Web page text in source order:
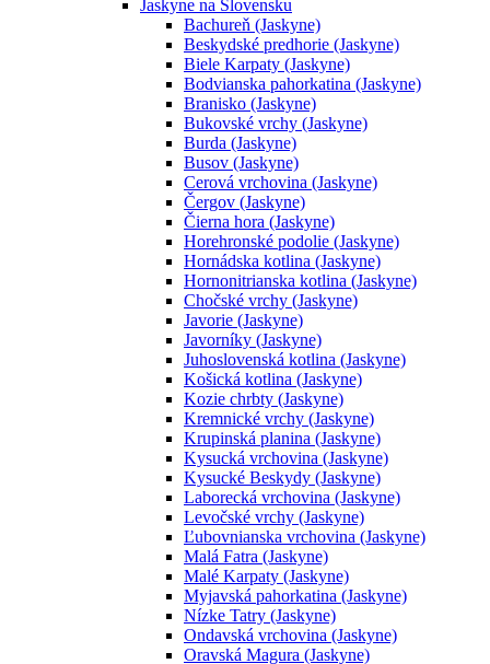
Jaskyne na Slovensku
Bachureň (Jaskyne)
Beskydské predhorie (Jaskyne)
Biele Karpaty (Jaskyne)
Bodvianska pahorkatina (Jaskyne)
Branisko (Jaskyne)
Bukovské vrchy (Jaskyne)
Burda (Jaskyne)
Busov (Jaskyne)
Cerová vrchovina (Jaskyne)
Čergov (Jaskyne)
Čierna hora (Jaskyne)
Horehronské podolie (Jaskyne)
Hornádska kotlina (Jaskyne)
Hornonitrianska kotlina (Jaskyne)
Chočské vrchy (Jaskyne)
Javorie (Jaskyne)
Javorníky (Jaskyne)
Juhoslovenská kotlina (Jaskyne)
Košická kotlina (Jaskyne)
Kozie chrbty (Jaskyne)
Kremnické vrchy (Jaskyne)
Krupinská planina (Jaskyne)
Kysucká vrchovina (Jaskyne)
Kysucké Beskydy (Jaskyne)
Laborecká vrchovina (Jaskyne)
Levočské vrchy (Jaskyne)
Ľubovnianska vrchovina (Jaskyne)
Malá Fatra (Jaskyne)
Malé Karpaty (Jaskyne)
Myjavská pahorkatina (Jaskyne)
Nízke Tatry (Jaskyne)
Ondavská vrchovina (Jaskyne)
Oravská Magura (Jaskyne)